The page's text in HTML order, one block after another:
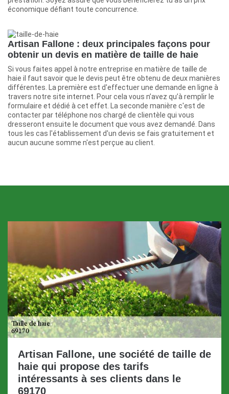
économique défiant toute concurrence.
Artisan Fallone : deux principales façons pour
obtenir un devis en matière de taille de haie
Si vous faites appel à notre entreprise en matière de taille de
haie il faut savoir que le devis peut être obtenu de deux manières
différentes. La première est d'effectuer une demande en ligne à
travers notre site internet. Pour cela vous n’avez qu’à remplir le
formulaire et dédié à cet effet. La seconde manière c'est de
contacter par téléphone nos chargé de clientèle qui vous
dresseront ensuite le document que vous avez demandé. Dans
tous les cas l'établissement d'un devis se fais gratuitement et
aucun aucune somme n'est perçue au client.
Artisan Fallone, une société de taille de
haie qui propose des tarifs
intéressants à ses clients dans le
69170